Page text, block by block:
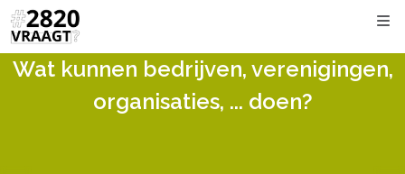
Wat kunnen bedrijven, verenigingen,
organisaties, ... doen?